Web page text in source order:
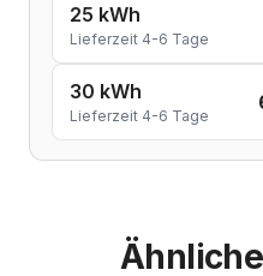
25 kWh
Lieferzeit 4-6 Tage
30 kWh
Lieferzeit 4-6 Tage